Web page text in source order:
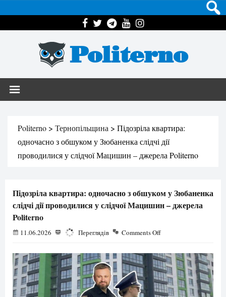
Politerno
Politerno > Тернопільщина > Підозріла квартира:
одночасно з обшуком у Зюбаненка слідчі дії
проводилися у слідчої Мацишин – джерела Politerno
Підозріла квартира: одночасно з обшуком у Зюбаненка
слідчі дії проводилися у слідчої Мацишин – джерела
Politerno
11.06.2026 5887 Переглядів Comments Off